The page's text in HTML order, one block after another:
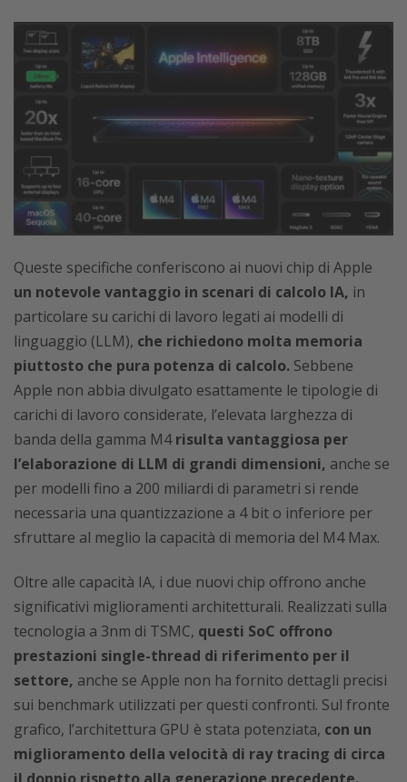
Queste specifiche conferiscono ai nuovi chip di Apple
un notevole vantaggio in scenari di calcolo IA, in
particolare su carichi di lavoro legati ai modelli di
linguaggio (LLM), che richiedono molta memoria
piuttosto che pura potenza di calcolo. Sebbene
Apple non abbia divulgato esattamente le tipologie di
carichi di lavoro considerate, l’elevata larghezza di
banda della gamma M4risulta vantaggiosa per
l’elaborazione di LLM di grandi dimensioni, anche se
per modelli fino a 200 miliardi di parametri si rende
necessaria una quantizzazione a 4 bit o inferiore per
sfruttare al meglio la capacità di memoria del M4 Max.
Oltre alle capacità IA, i due nuovi chip offrono anche
significativi miglioramenti architetturali. Realizzati sulla
tecnologia a 3nm di TSMC, questi SoC offrono
prestazioni single-thread di riferimento per il
settore, anche se Apple non ha fornito dettagli precisi
sui benchmark utilizzati per questi confronti. Sul fronte
grafico, l’architettura GPU è stata potenziata, con un
miglioramento della velocità di ray tracing di circa